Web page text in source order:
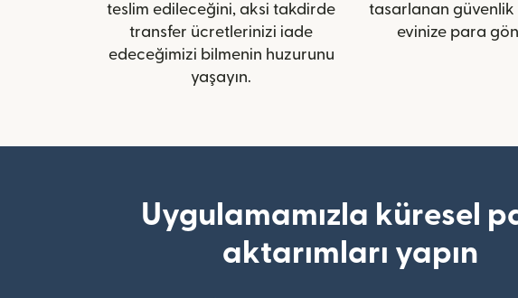
teslim edileceğini, aksi takdirde
transfer ücretlerinizi iade
edeceğimizi bilmenin huzurunu
yaşayın.
tasarlanan güvenlik
evinize para
Uygulamamızla küresel
aktarımları yapın